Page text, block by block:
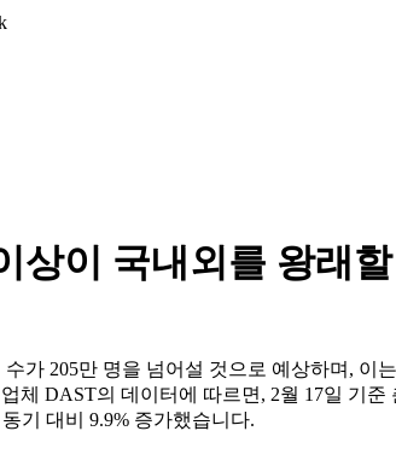
상이 국내외를 왕래
가 205만 명을 넘어설 것으로 예상하며, 이
DAST의 데이터에 따르면, 2월 17일 기
기 대비 9.9% 증가했습니다.